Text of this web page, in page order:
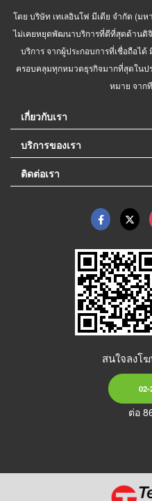
โดย บริษัท เทเลอินโฟ มีเดีย จำกัด (ม
ไม่เคยหยุดพัฒนาบริการที่ดีที่สุดด้านดิ
บริการ จากผู้ประกอบการที่เชื่อถือไ
ครอบคลุมทุกหมวดธุรกิจมากที่สุดในป
หมาย จาก
เกี่ยวกับเรา
บริการของเรา
ติดต่อเรา
สนใจลงโ
02-
ต่อ